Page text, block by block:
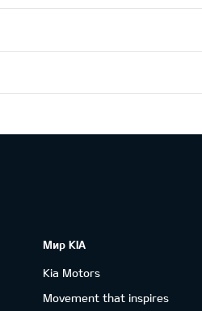
Мир KIA
Kia Motors
Movement that inspires